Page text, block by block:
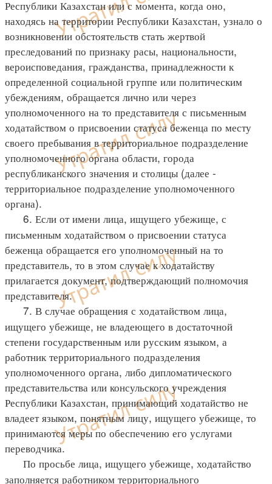
Республики Казахстан или с момента, когда оно,
находясь на территории Республики Казахстан, узнало о
возникновении обстоятельств стать жертвой
преследований по признаку расы, национальности,
вероисповедания, гражданства, принадлежности к
определенной социальной группе или политическим
убеждениям, обращается лично или через
уполномоченного на то представителя с письменным
ходатайством о присвоении статуса беженца по месту
своего пребывания в территориальное подразделение
уполномоченного органа области, города
республиканского значения и столицы (далее -
территориальное подразделение уполномоченного
органа).
6. Если от имени лица, ищущего убежище, с
письменным ходатайством о присвоении статуса
беженца обращается его уполномоченный на то
представитель, то в этом случае к ходатайству
прилагается документ, подтверждающий полномочия
представителя.
7. В случае обращения с ходатайством лица,
ищущего убежище, не владеющего в достаточной
степени государственным или русским языком, а
работник территориального подразделения
уполномоченного органа, либо дипломатического
представительства или консульского учреждения
Республики Казахстан, принимающий ходатайство не
владеет языком, понятным лицу, ищущего убежище, то
принимаются меры по обеспечению его услугами
переводчика.
По просьбе лица, ищущего убежище, ходатайство
заполняется работником территориального